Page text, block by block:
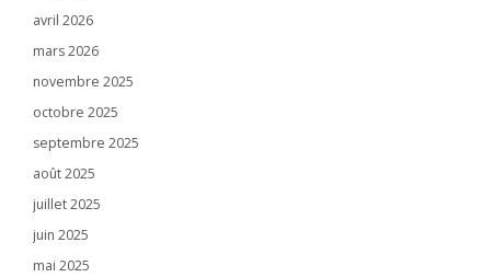
avril 2026
mars 2026
novembre 2025
octobre 2025
septembre 2025
août 2025
juillet 2025
juin 2025
mai 2025